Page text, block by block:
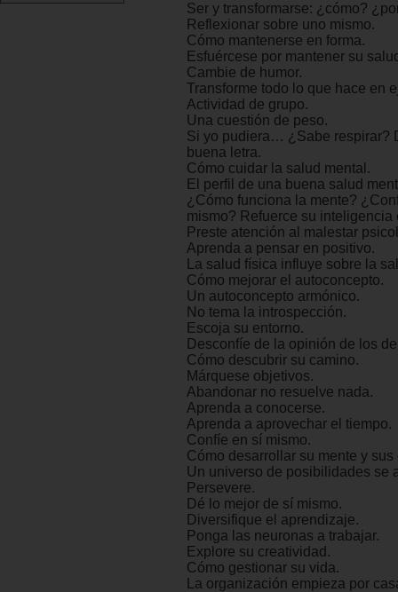
Ser y transformarse: ¿cómo?
Reflexionar sobre uno mismo.
Cómo mantenerse en forma.
Esfuércese por mantener su
Cambie de humor.
Transforme todo lo que hace en
Actividad de grupo.
Una cuestión de peso.
Si yo pudiera… ¿Sabe respirar?
buena letra.
Cómo cuidar la salud mental.
El perfil de una buena salud
¿Cómo funciona la mente?
mismo? Refuerce su inteligencia
Preste atención al malestar
Aprenda a pensar en positivo.
La salud física influye sobre la
Cómo mejorar el autoconcepto.
Un autoconcepto armónico.
No tema la introspección.
Escoja su entorno.
Desconfíe de la opinión de los
Cómo descubrir su camino.
Márquese objetivos.
Abandonar no resuelve nada.
Aprenda a conocerse.
Aprenda a aprovechar el tiempo.
Confíe en sí mismo.
Cómo desarrollar su mente y
Un universo de posibilidades se
Persevere.
Dé lo mejor de sí mismo.
Diversifique el aprendizaje.
Ponga las neuronas a trabajar.
Explore su creatividad.
Cómo gestionar su vida.
La organización empieza por